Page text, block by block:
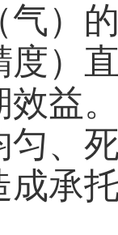
）
）
益
匀、
成承